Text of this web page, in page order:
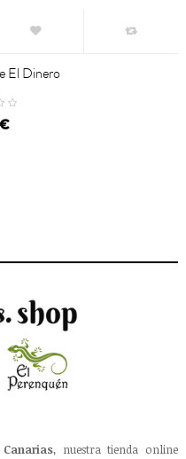
El Dinero
, nuestra tienda online